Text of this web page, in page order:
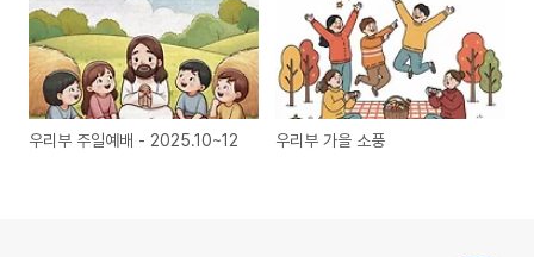
우리부 주일예배 - 2025.10~12 우리부 가을 소풍